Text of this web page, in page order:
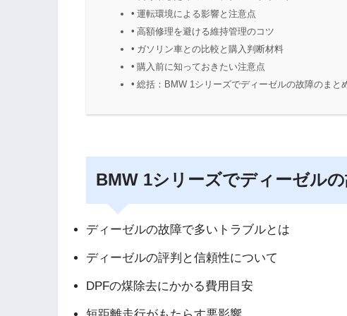
運転環境による影響と注意点
高額修理を避ける維持管理のコツ
ガソリン車との比較と購入判断材料
購入前に知っておきたい注意点
総括：BMW 1シリーズでディーゼルの故障のまと
BMW 1シリーズでディーゼル
ディーゼルの故障で多いトラブルとは
ディーゼルの評判と信頼性について
DPFの煤除去にかかる費用目安